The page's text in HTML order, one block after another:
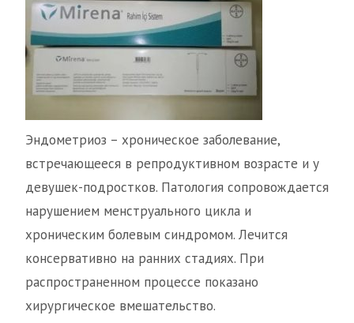
Эндометриоз – хроническое заболевание,
встречающееся в репродуктивном возрасте и у
девушек-подростков. Патология сопровождается
нарушением менструального цикла и
хроническим болевым синдромом. Лечится
консервативно на ранних стадиях. При
распространенном процессе показано
хирургическое вмешательство.